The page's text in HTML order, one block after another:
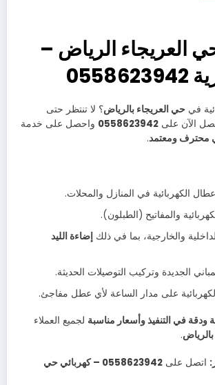
العريجاء الرياض –
في حي العريجاء بالرياض؟ لا تنتظر حتى
الآن على 0558623942 واحصل على خدمة
محترف ومعتمد.
الكهربائية في المنازل والمحلات.
والمفاتيح (الطبلون).
والخارجية، بما في ذلكإضاءة الليد
الجديدة وتركيب التوصيلات الحديثة.
على مدار الساعة لأي عطل مفاجئ.
في التنفيذ وأسعار مناسبة لجميع العملاء
.
اتصل على
0558623942 – كهربائي حي